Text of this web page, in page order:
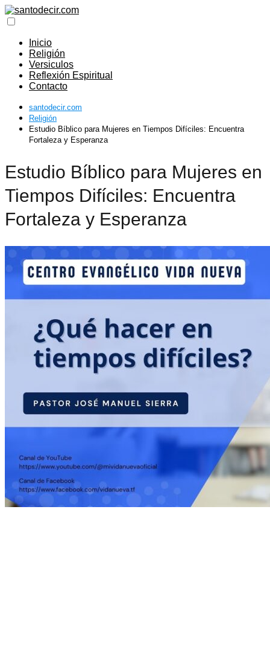
Inicio
Religión
Versiculos
Reflexión Espiritual
Contacto
santodecir.com
Religión
Estudio Bíblico para Mujeres en Tiempos Difíciles: Encuentra
Fortaleza y Esperanza
Estudio Bíblico para Mujeres en
Tiempos Difíciles: Encuentra
Fortaleza y Esperanza